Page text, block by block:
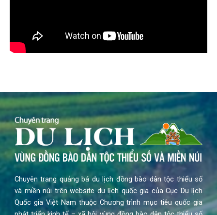
Chuyên trang quảng bá du lịch đồng bào dân tộc thiểu số
và miền núi trên website du lịch quốc gia của Cục Du lịch
Quốc gia Việt Nam thuộc Chương trình mục tiêu quốc gia